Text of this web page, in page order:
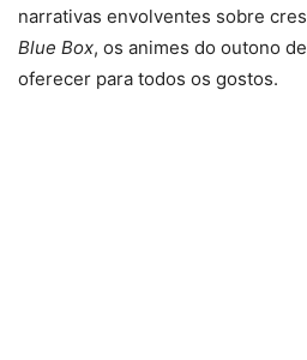
narrativas envolventes sobre
Blue Box, os animes do outono
oferecer para todos os gostos.